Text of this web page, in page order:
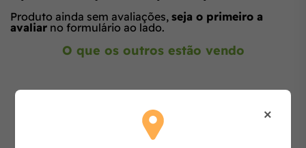
Produto ainda sem avaliações, seja o primeiro a
avaliar no formulário ao lado.
O que os outros estão vendo
×